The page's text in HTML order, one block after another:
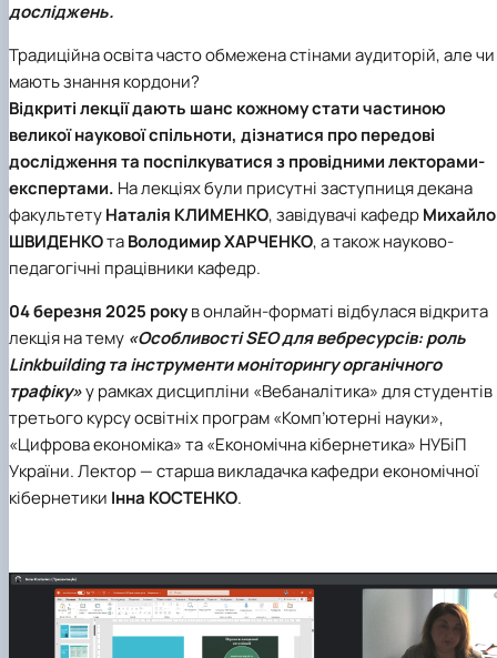
Стартап школа НУБіП України
Патентно-ліцензійна діяльність
медицина»
Обладнання НУБіП України
Досліднику та автору
Звіт про проведення НТЗ
Наукові журнали НУБіП України
Наукові журнали НУБіП України (English)
Пам'ятка про проведення науково-
заходів
Порядок планування та організації
проведення НТЗ
Результати науково-технічних заходів
Монографії
Наука для бізнесу
Каталог наукових послуг
«SEB-2024»
«SEB-2025»
Благодійний фонд «Голосіївська ініціатива
2020»
Звіт ректора
Пам'яті захисників України
Почесні доктори і професори НУБіП України
Пресслужба
Університетський кур'єр
Вибори ректора
Програма розвитку університету
ініціатива – 2025»
Офіційна символіка
Антикорупційні заходи
Уповноважена особа з питань запобігання
виявлення корупції
Положення про антикорупційного
уповноваженого НУБіП України
Національні нормативно-правові акти
Нормативно-правові акти НУБіП України
Інформаційні ресурси НАЗК
Методичні роз’яснення НАЗК
Гендерна радниця
Контактна інформація
досліджень.
Традиційна освіта часто обмежена стінами аудиторій, але чи
мають знання кордони?
Відкриті лекції дають шанс кожному стати частиною
великої наукової спільноти, дізнатися про передові
дослідження та поспілкуватися з провідними лекторами-
експертами. На лекціях були присутні заступниця декана
факультетуНаталія КЛИМЕНКО, завідувачі кафедрМихайло
ШВИДЕНКОтаВолодимир ХАРЧЕНКО, а також науково-
педагогічні працівники кафедр.
04 березня 2025 рокув онлайн-форматі відбулася відкрита
лекція на тему «Особливості SEO для вебресурсів: роль
Linkbuilding та інструменти моніторингу органічного
трафіку»у рамках дисципліни «Вебаналітика» для студентів
третього курсу освітніх програм «Комп’ютерні науки»,
«Цифрова економіка» та «Економічна кібернетика» НУБіП
України. Лектор — старша викладачка кафедри економічної
кібернетики Інна КОСТЕНКО.